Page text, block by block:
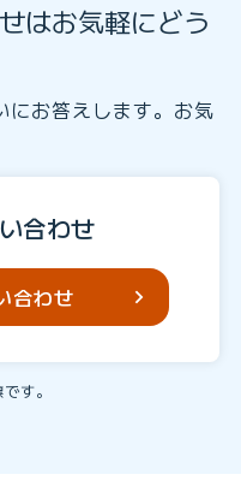
はお気軽にどう
にお答えします。お気
合わせ
合わせ
す。